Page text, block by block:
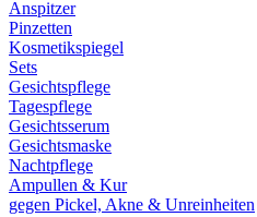
Anspitzer
Pinzetten
Kosmetikspiegel
Sets
Gesichtspflege
Tagespflege
Gesichtsserum
Gesichtsmaske
Nachtpflege
Ampullen & Kur
gegen Pickel, Akne & Unreinheiten